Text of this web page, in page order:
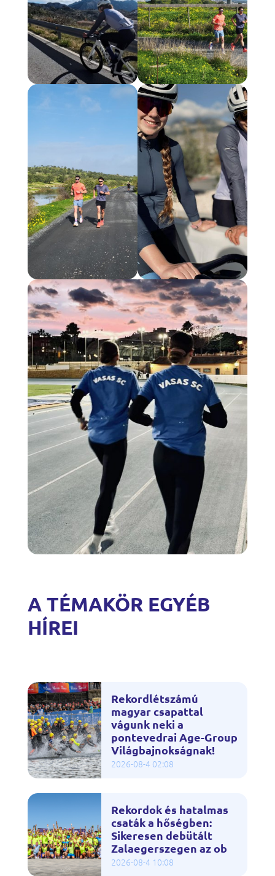
A TÉMAKÖR EGYÉB
HÍREI
Rekordlétszámú
magyar csapattal
vágunk neki a
pontevedrai Age-Group
Világbajnokságnak!
2026-08-4 02:08
Rekordok és hatalmas
csaták a hőségben:
Sikeresen debütált
Zalaegerszegen az ob
2026-08-4 10:08